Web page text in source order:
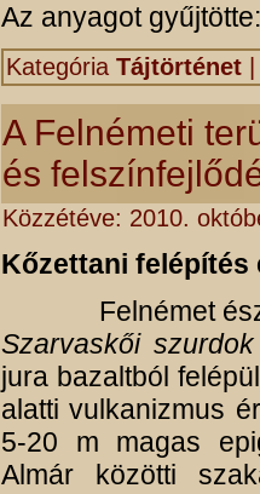
Az anyagot
Kategória Tájtörténet
A Felnémeti
és
Közzétéve: 2010.
Kőzettani
Felnémet északi
Szarvaskői szurdok
jura bazaltból
alatti vulkanizmus
5-20 m magas
Almár közötti